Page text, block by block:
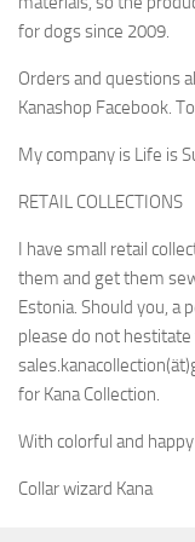
SHINE-
Y-VALJAAT
NAMSTERI-
KAKKAPUSSIBÄGIT
SPECIAL EDITIONS
LOPETETUT
SATIN
YRITYKSESTÄ
for dogs since 2009.
Orders and questions
Kanashop Facebook.
My company is Life is
RETAIL COLLECTIONS
I have small retail
them and get them
Estonia. Should you, a
please do not
for Kana Collection.
With colorful and
Collar wizard Kana